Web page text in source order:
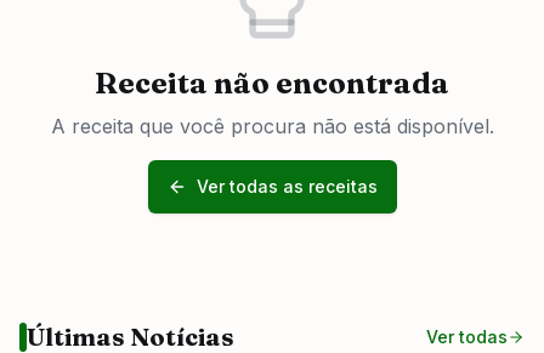
Receita não encontrada
A receita que você procura não está disponível.
Ver todas as receitas
Últimas Notícias Ver todas